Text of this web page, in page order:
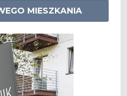
MIESZKANIA